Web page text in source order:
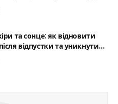
гармонійним
та сонце: як відновити
відпустки та уникнути